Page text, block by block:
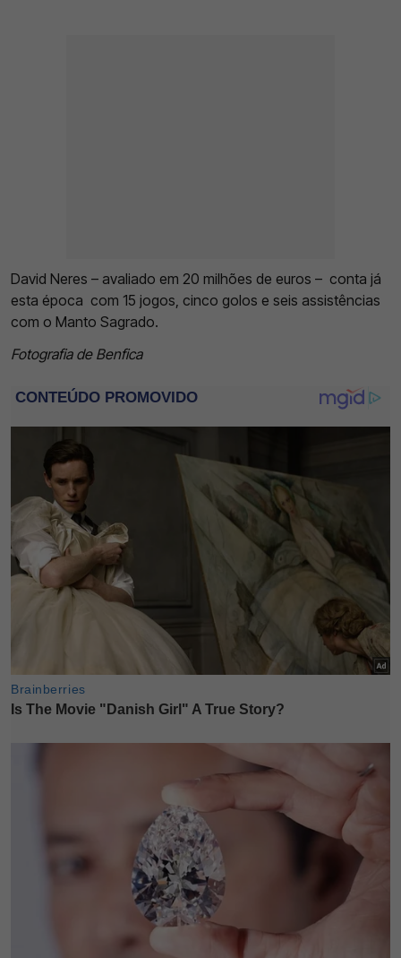
David Neres – avaliado em 20 milhões de euros – conta já
esta época com 15 jogos, cinco golos e seis assistências
com o Manto Sagrado.
Fotografia de Benfica